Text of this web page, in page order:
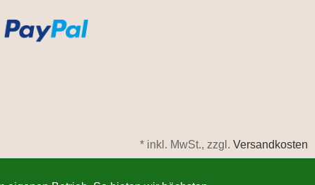
* inkl. MwSt., zzgl. Versandkosten